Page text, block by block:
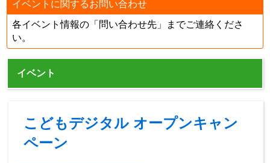
イベントに関するお問い合わせ
各イベント情報の「問い合わせ先」までご連絡くださ
い。
イベント
こどもデジタル オープンキャン
ペーン